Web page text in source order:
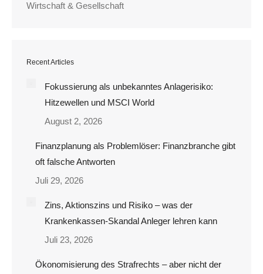
Wirtschaft & Gesellschaft
Recent Articles
Fokussierung als unbekanntes Anlagerisiko:
Hitzewellen und MSCI World
August 2, 2026
Finanzplanung als Problemlöser: Finanzbranche gibt
oft falsche Antworten
Juli 29, 2026
Zins, Aktionszins und Risiko – was der
Krankenkassen-Skandal Anleger lehren kann
Juli 23, 2026
Ökonomisierung des Strafrechts – aber nicht der